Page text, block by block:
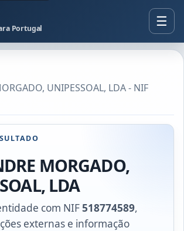
Portugal
UNIPESSOAL, LDA - NIF
MORGADO,
LDA
com NIF518774589,
externas e informação